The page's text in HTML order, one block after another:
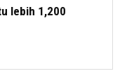
lebih 1,200